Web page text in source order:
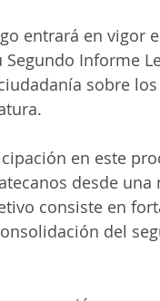
entrará en vigor
Informe
sobre
en este
desde
consiste en
del